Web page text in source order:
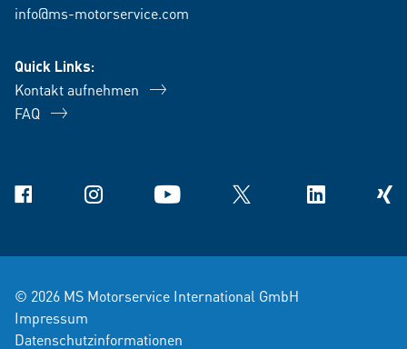
info@ms-motorservice.com
Quick Links:
Kontakt aufnehmen
FAQ
Facebook Instagram YouTube X Linkedin Xing
© 2026 MS Motorservice International GmbH
Impressum
Datenschutzinformationen